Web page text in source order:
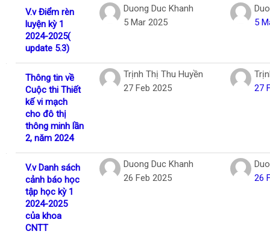
V.v Điểm rèn
luyện kỳ 1
2024-2025(
update 5.3)
Duong Duc Khanh
5 Mar 2025
5
Thông tin về
Cuộc thi Thiết
kế vi mạch
cho đô thị
thông minh lần
2, năm 2024
Trịnh Thị Thu Huyền
27 Feb 2025
27
V.v Danh sách
cảnh báo học
tập học kỳ 1
2024-2025
của khoa
CNTT
Duong Duc Khanh
26 Feb 2025
26